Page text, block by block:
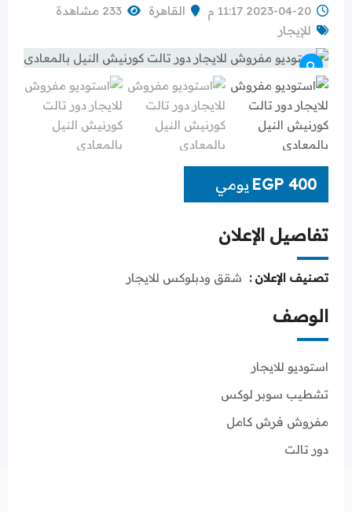
2023-04-20 11:17 م القاهرة
233 مشاهدة
للإيجار
EGP 400 يومي
تفاصيل الإعلان
تصنيف الإعلان : شقق ودبلوكس للايجار
الوصف
استوديو للايجار
تشطيب سوبر لوكس
مفروش فرش كامل
دور تالت